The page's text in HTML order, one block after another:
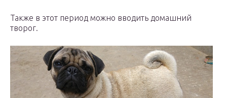
Также в этот период можно вводить домашний
творог.